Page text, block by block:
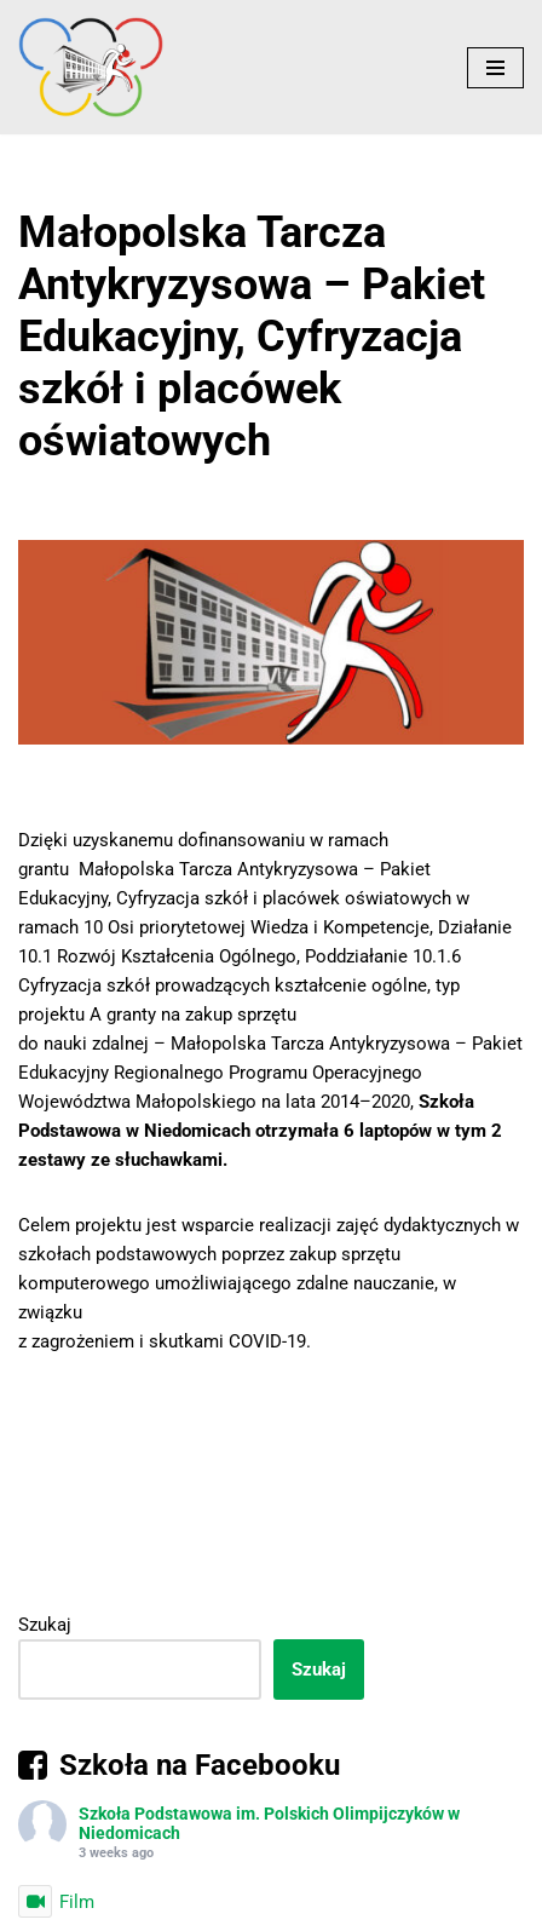
treści
Przejdź
treści
Małopolska Tarcza
Antykryzysowa – Pakiet
Edukacyjny, Cyfryzacja
szkół i placówek
oświatowych
Dzięki uzyskanemu dofinansowaniu w ramach
grantu Małopolska Tarcza Antykryzysowa – Pakiet
Edukacyjny, Cyfryzacja szkół i placówek oświatowych w
ramach 10 Osi priorytetowej Wiedza i Kompetencje, Działanie
10.1 Rozwój Kształcenia Ogólnego, Poddziałanie 10.1.6
Cyfryzacja szkół prowadzących kształcenie ogólne, typ
projektu A granty na zakup sprzętu
do nauki zdalnej – Małopolska Tarcza Antykryzysowa – Pakiet
Edukacyjny Regionalnego Programu Operacyjnego
Województwa Małopolskiego na lata 2014–2020, Szkoła
Podstawowa w Niedomicach otrzymała 6 laptopów w tym 2
zestawy ze słuchawkami.
Celem projektu jest wsparcie realizacji zajęć dydaktycznych w
szkołach podstawowych poprzez zakup sprzętu
komputerowego umożliwiającego zdalne nauczanie, w
związku
z zagrożeniem i skutkami COVID-19.
Szukaj
Szukaj
Szkoła na Facebooku
Szkoła Podstawowa im. Polskich Olimpijczyków w
Niedomicach
3 weeks ago
Film